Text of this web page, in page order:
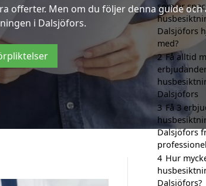
offerter. Men om du följer denna guide
i Dalsjöfors.
som är
Dalsjöfors
med?
2 Få alltid
Dalsjöfors
3 Få 3
Dalsjöfors
4 Hur
Dalsjöfors?